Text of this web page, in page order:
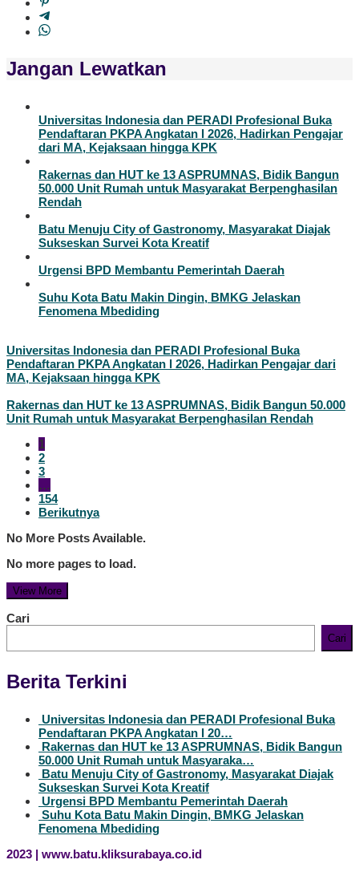
Jangan Lewatkan
Universitas Indonesia dan PERADI Profesional Buka
Pendaftaran PKPA Angkatan I 2026, Hadirkan Pengajar
dari MA, Kejaksaan hingga KPK
Rakernas dan HUT ke 13 ASPRUMNAS, Bidik Bangun
50.000 Unit Rumah untuk Masyarakat Berpenghasilan
Rendah
Batu Menuju City of Gastronomy, Masyarakat Diajak
Sukseskan Survei Kota Kreatif
Urgensi BPD Membantu Pemerintah Daerah
Suhu Kota Batu Makin Dingin, BMKG Jelaskan
Fenomena Mbediding
Universitas Indonesia dan PERADI Profesional Buka
Pendaftaran PKPA Angkatan I 2026, Hadirkan Pengajar dari
MA, Kejaksaan hingga KPK
Rakernas dan HUT ke 13 ASPRUMNAS, Bidik Bangun 50.000
Unit Rumah untuk Masyarakat Berpenghasilan Rendah
1
2
3
…
154
Berikutnya
No More Posts Available.
No more pages to load.
View More
Cari
Cari
Berita Terkini
Universitas Indonesia dan PERADI Profesional Buka
Pendaftaran PKPA Angkatan I 20…
Rakernas dan HUT ke 13 ASPRUMNAS, Bidik Bangun
50.000 Unit Rumah untuk Masyaraka…
Batu Menuju City of Gastronomy, Masyarakat Diajak
Sukseskan Survei Kota Kreatif
Urgensi BPD Membantu Pemerintah Daerah
Suhu Kota Batu Makin Dingin, BMKG Jelaskan
Fenomena Mbediding
2023 | www.batu.kliksurabaya.co.id